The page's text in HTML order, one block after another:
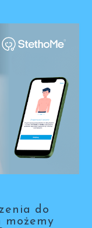
do
możemy